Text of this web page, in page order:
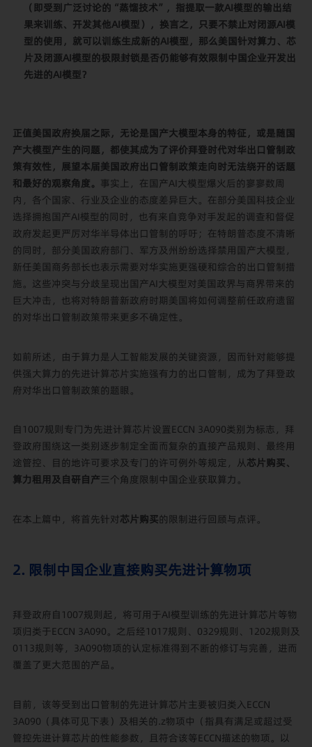
（即受到广泛讨论的“蒸馏技术”，指提取一款AI模型的输出结
果来训练、开发其他AI模型），换言之，只要不禁止对闭源AI模
型的使用，就可以训练生成新的AI模型，那么美国针对算力、芯
片及闭源AI模型的极限封锁是否仍能够有效限制中国企业开发出
先进的AI模型？
正值美国政府换届之际，无论是国产大模型本身的特征，或是随国
产大模型产生的问题，都使其成为了评价拜登时代对华出口管制政
策有效性，展望本届美国政府出口管制政策走向时无法绕开的话题
和最好的观察角度。 事实上，在国产AI大模型爆火后的寥寥数周
内，各个国家、行业及企业的态度差异巨大。在部分美国科技企业
选择拥抱国产AI模型的同时，也有来自竞争对手发起的调查和督促
政府发起更严厉对华半导体出口管制的呼吁；在特朗普态度不清晰
的同时，部分美国政府部门、军方及州纷纷选择禁用国产大模型，
新任美国商务部长也表示需要对华实施更强硬和综合的出口管制措
施。这些冲突与分歧呈现出国产AI大模型对美国政界与商界带来的
巨大冲击，也将对特朗普新政府时期美国将如何调整前任政府遗留
的对华出口管制政策带来更多不确定性。
如前所述，由于算力是人工智能发展的关键资源，因而针对能够提
供强大算力的先进计算芯片实施强有力的出口管制，成为了拜登政
府对华出口管制政策的题眼。
自1007规则专门为先进计算芯片设置ECCN 3A090类别为标志，拜
登政府围绕这一类别逐步制定全面而复杂的直接产品规则、最终用
途管控、目的地许可要求及专门的许可例外等规定，从芯片购买、
算力租用及自研自产三个角度限制中国企业获取算力。
在本上篇中，将首先针对芯片购买的限制进行回顾与点评。
2. 限制中国企业直接购买先进计算物项
拜登政府自1007规则起，将可用于AI模型训练的先进计算芯片等物
项归类于ECCN 3A090。之后经1017规则、0329规则、1202规则及
0113规则等，3A090物项的认定标准得到不断的修订与完善，进而
覆盖了更大范围的产品。
目前，该等受到出口管制的先进计算芯片主要被归类入ECCN
3A090（具体可见下表）及相关的.z物项中（指具有满足或超过受
管控先进计算芯片的性能参数，且符合该等ECCN描述的物项。以